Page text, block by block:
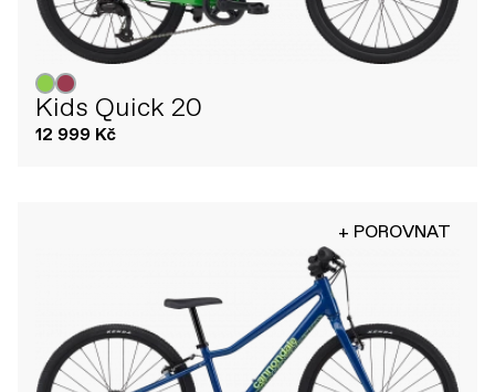
Kids Quick 20
12 999 Kč
+ POROVNAT